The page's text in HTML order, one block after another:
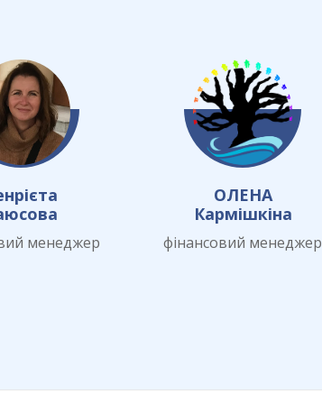
менеджер
ОЛЕНА
Кармішкіна
фінансовий менеджер